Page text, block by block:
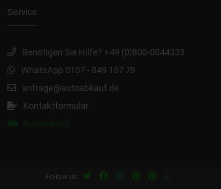
Service
Benötigen Sie Hilfe? +49 (0)800-0044333
WhatsApp 0157 - 849 157 78
anfrage@autoabkauf.de
Kontaktformular
Follow us: